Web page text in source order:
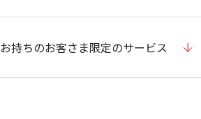
持ちのお客さま限定のサービス